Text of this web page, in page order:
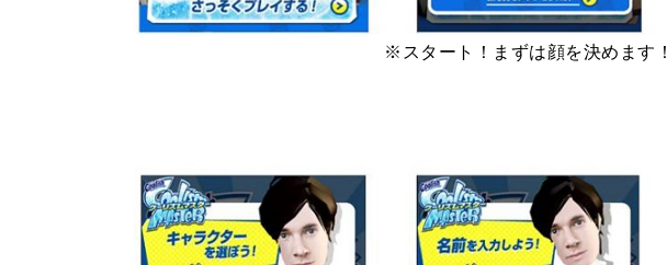
※スタート！まずは顔を決めます！